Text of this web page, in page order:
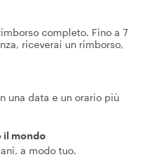
completo. Fino a 7
riceverai un rimborso,
una data e un orario più
il mondo
a modo tuo.